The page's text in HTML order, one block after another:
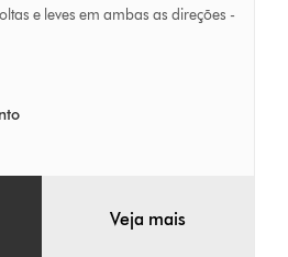
e leves em ambas as direções -
Veja mais